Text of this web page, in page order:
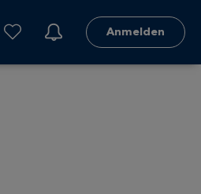
Anmelden